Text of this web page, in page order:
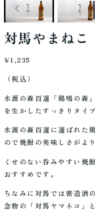
対馬やまね
¥1,235
（税込）
水源の森百選「鶏鳴の森
を生かしたすっきりタイ
水源の森百選に選ばれた
ので焼酎の美味しさがよ
くせのない呑みやすい焼
おすすめです。
ちなみに対馬では密造酒
念物の「対馬ヤマネコ」